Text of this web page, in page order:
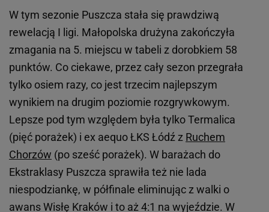
W tym sezonie Puszcza stała się prawdziwą
rewelacją I ligi. Małopolska drużyna zakończyła
zmagania na 5. miejscu w tabeli z dorobkiem 58
punktów. Co ciekawe, przez cały sezon przegrała
tylko osiem razy, co jest trzecim najlepszym
wynikiem na drugim poziomie rozgrywkowym.
Lepsze pod tym względem była tylko Termalica
(pięć porażek) i ex aequo ŁKS Łódź z Ruchem
Chorzów (po sześć porażek). W barażach do
Ekstraklasy Puszcza sprawiła też nie lada
niespodziankę, w półfinale eliminując z walki o
awans Wisłę Kraków i to aż 4:1 na wyjeździe. W